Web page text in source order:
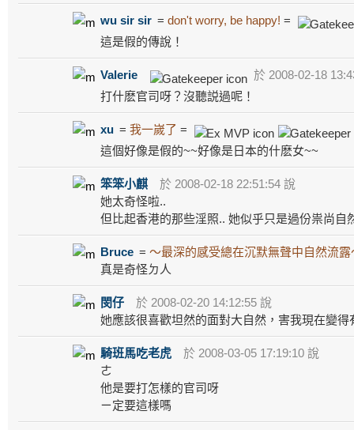
wu sir sir =don't worry, be happy! =
這是假的傳說！
Valerie
於 2008-02-18
打什麽官司呀？沒聽説過呢！
xu =我一嵗了 =
這個好像是假的~~好像是日本的什麽女~~
笨笨小麒
於 2008-02-18 22:51:54 說
她太奇怪啦..
但比起香港的那些淫照.. 她似乎只是過份祟尚自
Bruce =～最深的感受總在沉默無聲中自然流露
真是奇怪ㄉ人
閔仔
於 2008-02-20 14:12:55 說
她應該很喜歡坦然的面對大自然，害我現在變得
騎班馬吃老虎
於 2008-03-05 17:19:10 說
ㄜ
他是要打怎樣的官司呀
ㄧ定要這樣嗎